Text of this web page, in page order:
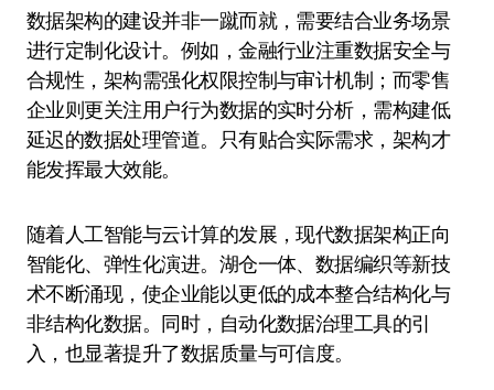
数据架构的建设并非一蹴而就，需要结合业务场景
进行定制化设计。例如，金融行业注重数据安全与
合规性，架构需强化权限控制与审计机制；而零售
企业则更关注用户行为数据的实时分析，需构建低
延迟的数据处理管道。只有贴合实际需求，架构才
能发挥最大效能。
随着人工智能与云计算的发展，现代数据架构正向
智能化、弹性化演进。湖仓一体、数据编织等新技
术不断涌现，使企业能以更低的成本整合结构化与
非结构化数据。同时，自动化数据治理工具的引
入，也显著提升了数据质量与可信度。